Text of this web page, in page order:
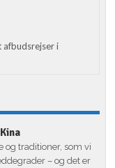
afbudsrejser i
og traditioner, som vi
– og det er